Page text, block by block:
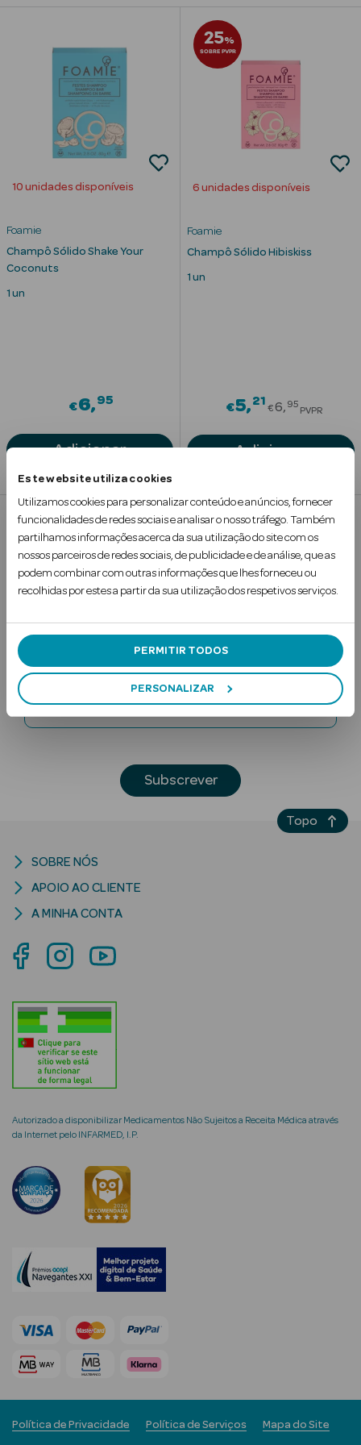
Este website utiliza cookies
Utilizamos cookies para personalizar conteúdo e anúncios, fornecer
funcionalidades de redes sociais e analisar o nosso tráfego. Também
partilhamos informações acerca da sua utilização do site com os
nossos parceiros de redes sociais, de publicidade e de análise, que as
podem combinar com outras informações que lhes forneceu ou
recolhidas por estes a partir da sua utilização dos respetivos serviços.
PERMITIR TODOS
PERSONALIZAR
Cuidados de
Cabelo
Beauty Season
Maquilhagem
Beauty Season
Maquilhagem
Beauty Season
Nutricosmética
Solares
Rosto
Lábios
Solares Bebé e
Criança
Rosto e
Cosmética
Rosto
Séruns Faciais
Creme de Olhos
envelhecimento
10 unidades disponíveis
Foamie
Champô Sólido Shake Your
Coconuts
1 un
€6 95
Adicionar
25%
SOBRE PVPR
6 unidades disponíveis
Foamie
Champô Sólido Hibiskiss
1 un
€5 21Price
€6 95
PVPR
Adicionar
1
Subscreva a
Newsletter
Digite o seu e-mail
Subscrever
Autorizado a disponibilizar Medicamentos Não Sujeitos a Receita Médica através
da Internet pelo INFARMED, I.P.
SOBRE NÓS
APOIO AO CLIENTE
A MINHA CONTA
Política de Privacidade Política de Serviços Mapa do Site
Topo